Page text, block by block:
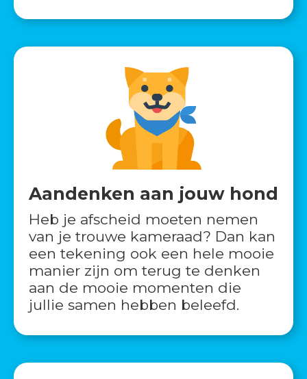
Aandenken aan jouw hond
Heb je afscheid moeten nemen
van je trouwe kameraad? Dan kan
een tekening ook een hele mooie
manier zijn om terug te denken
aan de mooie momenten die
jullie samen hebben beleefd.